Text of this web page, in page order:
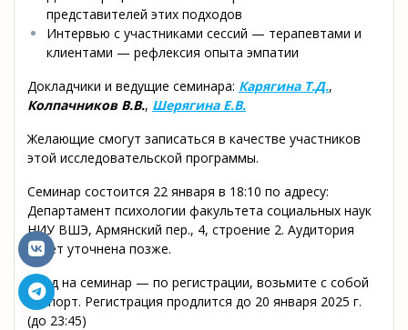
представителей этих подходов
Интервью с участниками сессий — терапевтами и
клиентами — рефлексия опыта эмпатии
Докладчики и ведущие семинара: Карягина Т.Д.,
Колпачников В.В., Шерягина Е.В.
Желающие смогут записаться в качестве участников
этой исследовательской программы.
Семинар состоится 22 января в 18:10 по адресу:
Департамент психологии факультета социальных наук
НИУ ВШЭ, Армянский пер., 4, строение 2. Аудитория
будет уточнена позже.
Вход на семинар — по регистрации, возьмите с собой
паспорт. Регистрация продлится до 20 января 2025 г.
(до 23:45)